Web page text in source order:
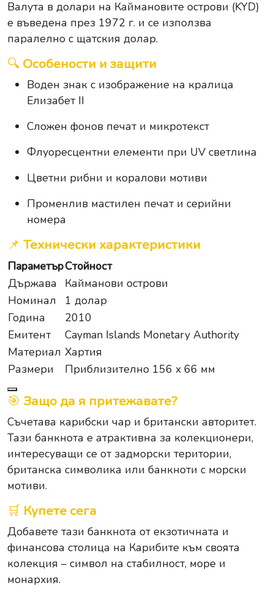
Валута в долари на Каймановите острови (KYD)
е въведена през 1972 г. и се използва
паралелно с щатския долар.
🔍 Особености и защити
Воден знак с изображение на кралица
Елизабет II
Сложен фонов печат и микротекст
Флуоресцентни елементи при UV светлина
Цветни рибни и коралови мотиви
Променлив мастилен печат и серийни
номера
📌 Технически характеристики
ПараметърСтойност
Държава
Кайманови острови
Номинал
1 долар
Година
2010
Емитент
Cayman Islands Monetary Authority
Материал Хартия
Размери
Приблизително 156 x 66 мм
🎯 Защо да я притежавате?
Съчетава карибски чар и британски авторитет.
Тази банкнота е атрактивна за колекционери,
интересуващи се от задморски територии,
британска символика или банкноти с морски
мотиви.
🛒 Купете сега
Добавете тази банкнота от екзотичната и
финансова столица на Карибите към своята
колекция – символ на стабилност, море и
монархия.